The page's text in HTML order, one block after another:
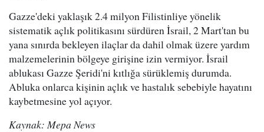
Gazze'deki yaklaşık 2.4 milyon Filistinliye yönelik
sistematik açlık politikasını sürdüren İsrail, 2 Mart'tan bu
yana sınırda bekleyen ilaçlar da dahil olmak üzere yardım
malzemelerinin bölgeye girişine izin vermiyor. İsrail
ablukası Gazze Şeridi'ni kıtlığa sürüklemiş durumda.
Abluka onlarca kişinin açlık ve hastalık sebebiyle hayatını
kaybetmesine yol açıyor.
Kaynak: Mepa News